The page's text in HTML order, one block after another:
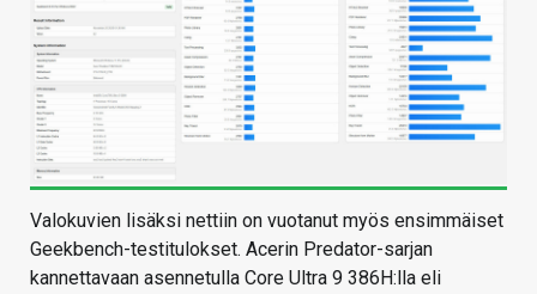
Valokuvien lisäksi nettiin on vuotanut myös ensimmäiset
Geekbench-testitulokset. Acerin Predator-sarjan
kannettavaan asennetulla Core Ultra 9 386H:lla eli